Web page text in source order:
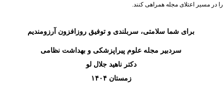
در مسیر اعتلای مجله همراهی کنند.
برای شما سلامتی، سربلندی و توفیق روزافزون آرزومندیم
سردبیر مجله علوم پیراپزشکی و بهداشت نظامی
دکتر ناهید جلال لو
زمستان ۱۴۰۴